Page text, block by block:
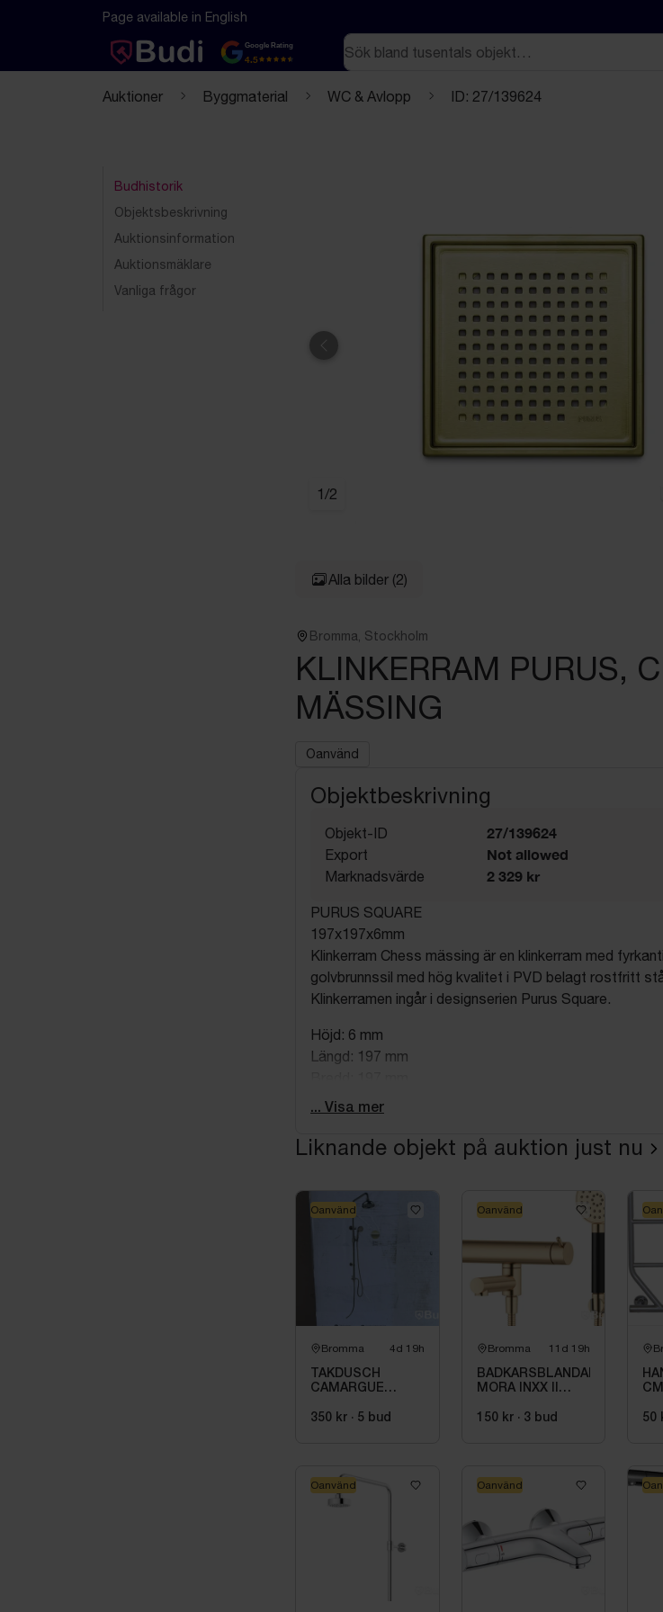
Hoppa till innehåll
Textbaserad (markdown) version av denna sida
Page available in English
Google Rating
4.5
Sök
Auktioner Byggmaterial WC & Avlopp ID: 27/139624
Budhistorik
Objektsbeskrivning
Auktionsinformation
Auktionsmäklare
Vanliga frågor
Föregående
1 /2
Alla bilder (2)
Bromma, Stockholm
KLINKERRAM PURUS,
MÄSSING
Oanvänd
Objektbeskrivning
Objekt-ID 27/139624
Export Not allowed
Marknadsvärde 2 329 kr
PURUS SQUARE
197x197x6mm
Klinkerram Chess mässing är en klinkerram med
golvbrunnssil med hög kvalitet i PVD belagt rostfritt
Klinkerramen ingår i designserien Purus Square.
Höjd: 6 mm
Längd: 197 mm
Vikt: 0.504 kg
... Visa mer
Liknande objekt på auktion just nu
Bromma 4d 19h
TAKDUSCH
CAMARGUE
KORSBÆK
350 kr · 5 bud
Oanvänd
Bromma 11d 19h
BADKARSBLANDARE
MORA INXX II
BB, M.VRIDPIP.
150 kr · 3 bud
Oanvänd
50
Oanvänd Oanvänd